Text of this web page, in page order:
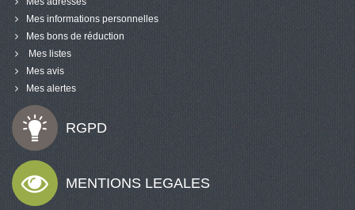
RGPD
MENTIONS LEGALES
Mes informations personnelles
Mes bons de réduction
Mes listes
Mes avis
Mes alertes